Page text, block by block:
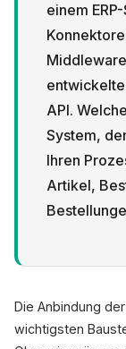
einem
API.
System,
Ihren
Artikel,
Die Anbindung
wichtigsten